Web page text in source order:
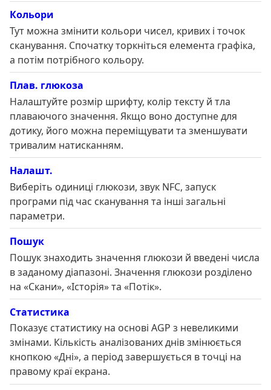
Кольори
Тут можна змінити кольори чисел, кривих і точок
сканування. Спочатку торкніться елемента графіка,
а потім потрібного кольору.
Плав. глюкоза
Налаштуйте розмір шрифту, колір тексту й тла
плаваючого значення. Якщо воно доступне для
дотику, його можна переміщувати та зменшувати
тривалим натисканням.
Налашт.
Виберіть одиниці глюкози, звук NFC, запуск
програми під час сканування та інші загальні
параметри.
Пошук
Пошук знаходить значення глюкози й введені числа
в заданому діапазоні. Значення глюкози розділено
на «Скани», «Історія» та «Потік».
Статистика
Показує статистику на основі AGP з невеликими
змінами. Кількість аналізованих днів змінюється
кнопкою «Дні», а період завершується в точці на
правому краї екрана.